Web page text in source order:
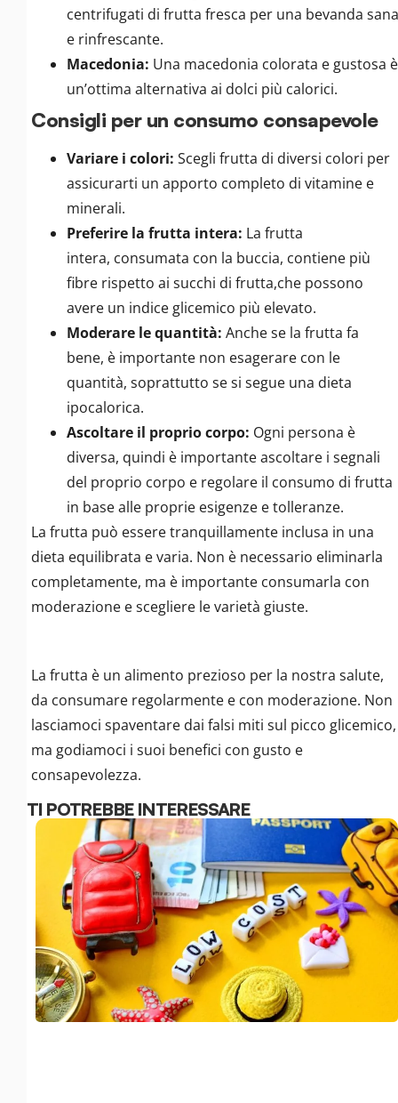
centrifugati di frutta fresca per una bevanda sana
e rinfrescante.
Macedonia: Una macedonia colorata e gustosa è
un’ottima alternativa ai dolci più calorici.
Consigli per un consumo consapevole
Variare i colori: Scegli frutta di diversi colori per
assicurarti un apporto completo di vitamine e
minerali.
Preferire la frutta intera: La frutta
intera, consumata con la buccia, contiene più
fibre rispetto ai succhi di frutta,che possono
avere un indice glicemico più elevato.
Moderare le quantità: Anche se la frutta fa
bene, è importante non esagerare con le
quantità, soprattutto se si segue una dieta
ipocalorica.
Ascoltare il proprio corpo: Ogni persona è
diversa, quindi è importante ascoltare i segnali
del proprio corpo e regolare il consumo di frutta
in base alle proprie esigenze e tolleranze.
La frutta può essere tranquillamente inclusa in una
dieta equilibrata e varia. Non è necessario eliminarla
completamente, ma è importante consumarla con
moderazione e scegliere le varietà giuste.
La frutta è un alimento prezioso per la nostra salute,
da consumare regolarmente e con moderazione. Non
lasciamoci spaventare dai falsi miti sul picco glicemico,
ma godiamoci i suoi benefici con gusto e
consapevolezza.
TI POTREBBE INTERESSARE